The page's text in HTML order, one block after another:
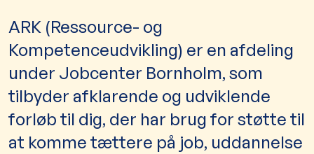
ARK (Ressource- og
Kompetenceudvikling) er en afdeling
under Jobcenter Bornholm, som
tilbyder afklarende og udviklende
forløb til dig, der har brug for støtte til
at komme tættere på job, uddannelse